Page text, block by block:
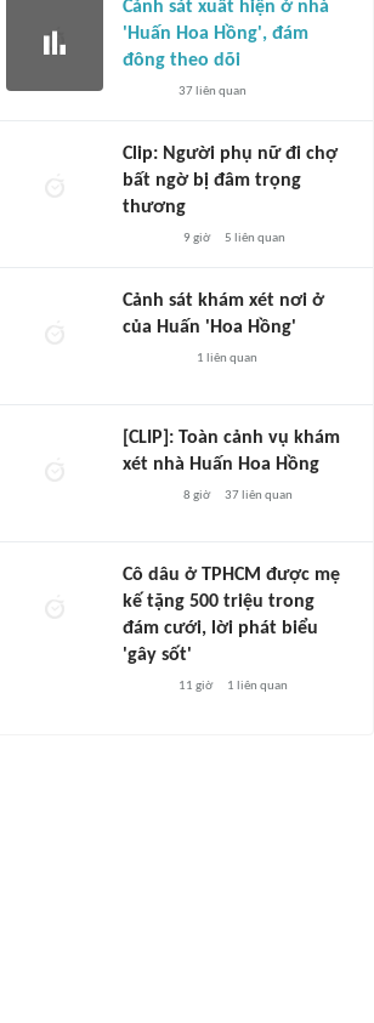
Cảnh sát xuất hiện ở nhà
'Huấn Hoa Hồng', đám
đông theo dõi
37liên quan
Clip: Người phụ nữ đi chợ
bất ngờ bị đâm trọng
thương
9 giờ 5 liên quan
Cảnh sát khám xét nơi ở
của Huấn 'Hoa Hồng'
1 liên quan
[CLIP]: Toàn cảnh vụ khám
xét nhà Huấn Hoa Hồng
8 giờ 37liên quan
Cô dâu ở TPHCM được mẹ
kế tặng 500 triệu trong
đám cưới, lời phát biểu
'gây sốt'
11 giờ 1 liên quan